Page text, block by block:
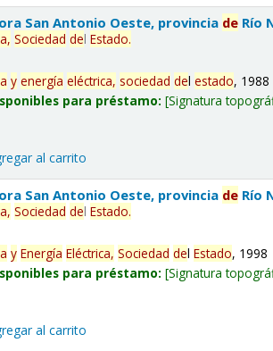
San Antonio Oeste, provincia de Río
Sociedad delEstado.
y energía eléctrica, sociedad delestado, 1988
para préstamo: Signatura
al carrito
San Antonio Oeste, provincia de Río
Sociedad delEstado.
y Energía Eléctrica, Sociedad delEstado, 1998
para préstamo: Signatura
al carrito